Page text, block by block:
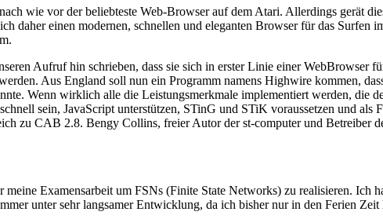
wie vor der beliebteste Web-Browser auf dem Atari. Allerdings gerät
daher einen modernen, schnellen und eleganten Browser für das Surfen
Aufruf hin schrieben, dass sie sich in erster Linie einer WebBrowser
Aus England soll nun ein Programm namens Highwire kommen,
Wenn wirklich alle die Leistungsmerkmale implementiert werden, die
sein, JavaScript unterstützen, STinG und STiK voraussetzen und als
zu CAB 2.8. Bengy Collins, freier Autor der st-computer und Betreiber
Examensarbeit um FSNs (Finite State Networks) zu realisieren. Ich
unter sehr langsamer Entwicklung, da ich bisher nur in den Ferien Zeit